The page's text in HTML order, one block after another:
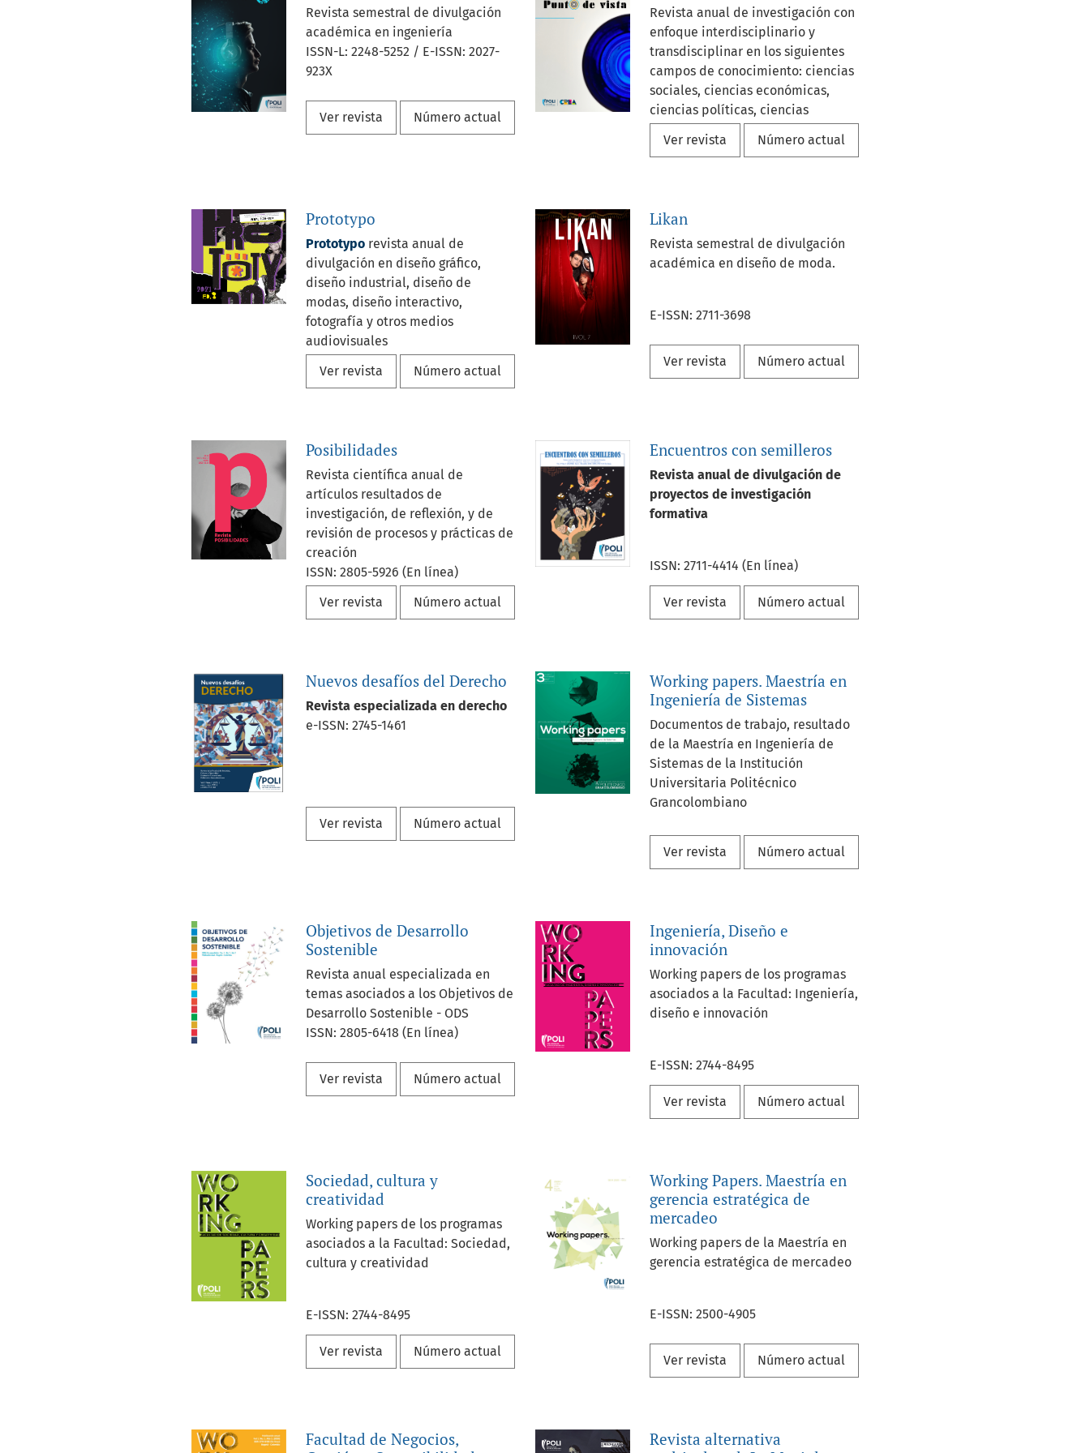
Revista semestral de divulgación
académica en ingeniería
ISSN-L: 2248-5252 / E-ISSN: 2027-
923X
Ver revista Número actual
Revista anual de investigación con
enfoque interdisciplinario y
transdisciplinar en los siguientes
campos de conocimiento: ciencias
sociales, ciencias económicas,
ciencias políticas, ciencias
contables, administración,
psicología, ingenierías y
ISSN-L: 0123-580X / E-ISSN: 2027-
5153
Ver revista Número actual
Prototypo
Prototypo revista anual de
divulgación en diseño gráfico,
diseño industrial, diseño de
modas, diseño interactivo,
fotografía y otros medios
audiovisuales
E-ISSN: 2590-7743
Ver revista Número actual
Likan
Revista semestral de divulgación
académica en diseño de moda.
E-ISSN: 2711-3698
Ver revista Número actual
Posibilidades
Revista científica anual de
artículos resultados de
investigación, de reflexión, y de
revisión de procesos y prácticas de
creación
ISSN: 2805-5926 (En línea)
Ver revista
Número actual
Encuentros con semilleros
Revista anual de divulgación de
proyectos de investigación
formativa
ISSN: 2711-4414 (En línea)
Ver revista Número actual
Nuevos desafíos del Derecho
Revista especializada en derecho
e-ISSN: 2745-1461
Ver revista Número actual
Working papers. Maestría en
Ingeniería de Sistemas
Documentos de trabajo, resultado
de la Maestría en Ingeniería de
Sistemas de la Institución
Universitaria Politécnico
Grancolombiano
Ver revista Número actual
Objetivos de Desarrollo
Sostenible
Revista anual especializada en
temas asociados a los Objetivos de
Desarrollo Sostenible - ODS
ISSN: 2805-6418 (En línea)
Ver revista Número actual
Ingeniería, Diseño e
innovación
Working papers de los programas
asociados a la Facultad: Ingeniería,
diseño e innovación
E-ISSN: 2744-8495
Ver revista Número actual
Sociedad, cultura y
creatividad
Working papers de los programas
asociados a la Facultad: Sociedad,
cultura y creatividad
E-ISSN: 2744-8495
Ver revista Número actual
Working Papers. Maestría en
gerencia estratégica de
mercadeo
Working papers de la Maestría en
gerencia estratégica de mercadeo
E-ISSN: 2500-4905
Ver revista Número actual
Facultad de Negocios,
Revista alternativa